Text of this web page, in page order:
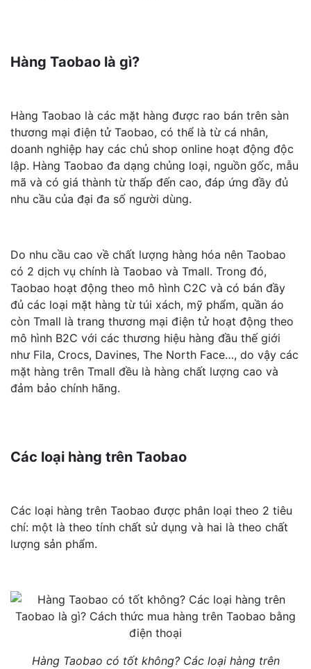
Hàng Taobao là gì?
Hàng Taobao là các mặt hàng được rao bán trên sàn
thương mại điện tử Taobao, có thể là từ cá nhân,
doanh nghiệp hay các chủ shop online hoạt động độc
lập. Hàng Taobao đa dạng chủng loại, nguồn gốc, mẫu
mã và có giá thành từ thấp đến cao, đáp ứng đầy đủ
nhu cầu của đại đa số người dùng.
Do nhu cầu cao về chất lượng hàng hóa nên Taobao
có 2 dịch vụ chính là Taobao và Tmall. Trong đó,
Taobao hoạt động theo mô hình C2C và có bán đầy
đủ các loại mặt hàng từ túi xách, mỹ phẩm, quần áo
còn Tmall là trang thương mại điện tử hoạt động theo
mô hình B2C với các thương hiệu hàng đầu thế giới
như Fila, Crocs, Davines, The North Face…, do vậy các
mặt hàng trên Tmall đều là hàng chất lượng cao và
đảm bảo chính hãng.
Các loại hàng trên Taobao
Các loại hàng trên Taobao được phân loại theo 2 tiêu
chí: một là theo tính chất sử dụng và hai là theo chất
lượng sản phẩm.
Hàng Taobao có tốt không? Các loại hàng trên